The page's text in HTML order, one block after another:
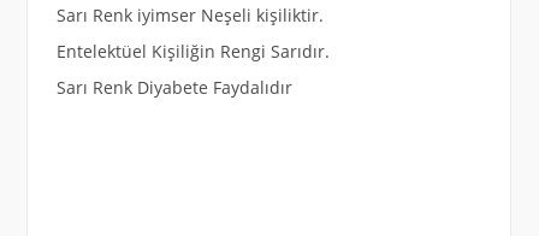
Sarı Renk iyimser Neşeli kişiliktir.
Entelektüel Kişiliğin Rengi Sarıdır.
Sarı Renk Diyabete Faydalıdır